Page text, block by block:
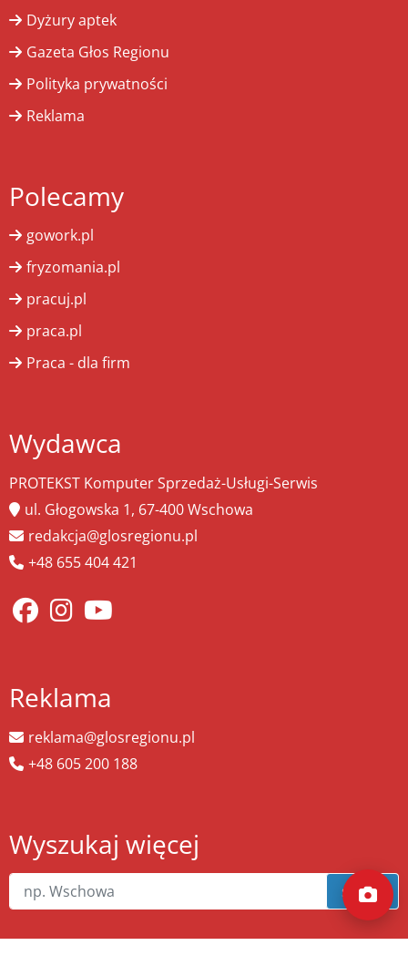
Dyżury aptek
Gazeta Głos Regionu
Polityka prywatności
Reklama
Polecamy
gowork.pl
fryzomania.pl
pracuj.pl
praca.pl
Praca - dla firm
Wydawca
PROTEKST Komputer Sprzedaż-Usługi-Serwis
ul. Głogowska 1, 67-400 Wschowa
redakcja@glosregionu.pl
+48 655 404 421
Reklama
reklama@glosregionu.pl
+48 605 200 188
Wyszukaj więcej
szukaj